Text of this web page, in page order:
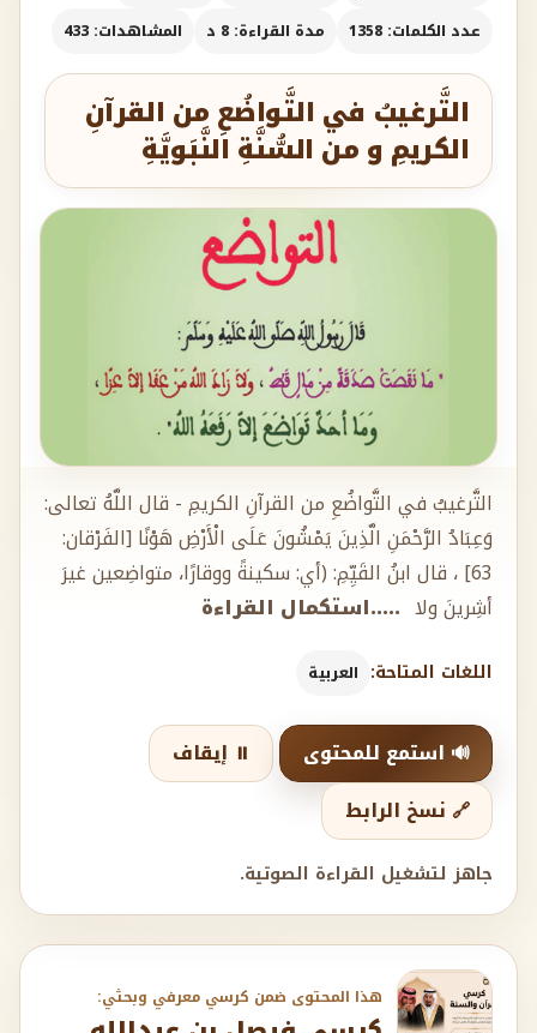
عدد الكلمات: 1358
مدة القراءة: 8 د المشاهدات: 433
التَّرغيبُ في التَّواضُعِ من القرآنِ
الكريمِ و من السُّنَّةِ النَّبَويَّةِ
التَّرغيبُ في التَّواضُعِ من القرآنِ الكريمِ - قال اللَّهُ تعالى:
وَعِبَادُ الرَّحْمَنِ الَّذِينَ يَمْشُونَ عَلَى الْأَرْضِ هَوْنًا [الفَرْقان:
63] ، قال ابنُ القَيِّمِ: (أي: سكينةً ووقارًا، متواضِعين غيرَ
أشِرينَ ولا .....استكمال القراءة
اللغات المتاحة: العربية
🔊 استمع للمحتوى
⏸️ إيقاف
🔗 نسخ الرابط
جاهز لتشغيل القراءة الصوتية.
هذا المحتوى ضمن كرسي معرفي وبحثي: